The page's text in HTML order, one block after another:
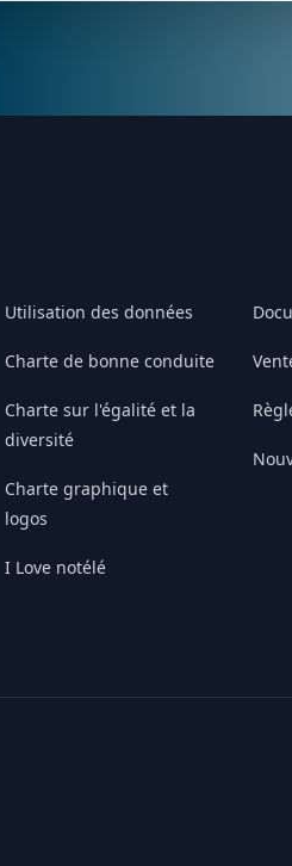
Utilisation des données
Charte de bonne conduite
Charte sur l'égalité et la
diversité
Charte graphique et
logos
I Love notélé